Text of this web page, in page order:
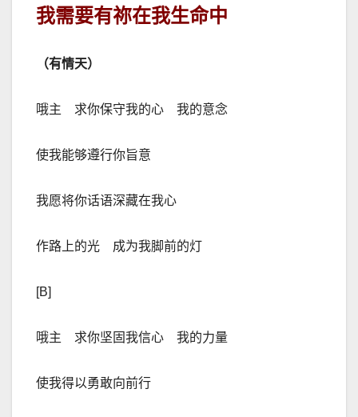
我需要有祢在我生命中
（有情天）
哦主 求你保守我的心 我的意念
使我能够遵行你旨意
我愿将你话语深藏在我心
作路上的光 成为我脚前的灯
[B]
哦主 求你坚固我信心 我的力量
使我得以勇敢向前行